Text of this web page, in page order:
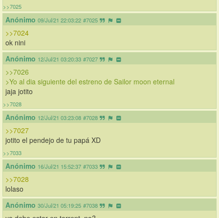
>>7025
Anónimo 09/Jul/21 22:03:22 #7025
>>7024
ok nini
Anónimo 12/Jul/21 03:20:33 #7027
>>7026
>Yo al dia siguiente del estreno de Sailor moon eternal
jaja jotito
>>7028
Anónimo 12/Jul/21 03:23:08 #7028
>>7027
jotito el pendejo de tu papá XD
>>7033
Anónimo 16/Jul/21 15:52:37 #7033
>>7028
lolaso
Anónimo 30/Jul/21 05:19:25 #7038